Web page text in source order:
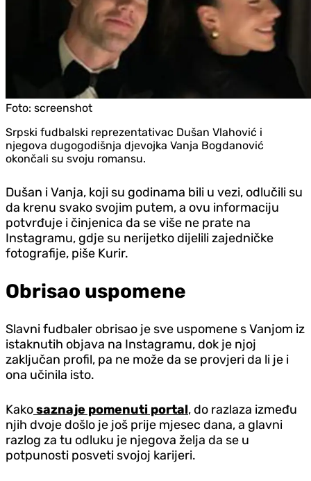
Foto: screenshot
Srpski fudbalski reprezentativac Dušan Vlahović i
njegova dugogodišnja djevojka Vanja Bogdanović
okončali su svoju romansu.
Dušan i Vanja, koji su godinama bili u vezi, odlučili su
da krenu svako svojim putem, a ovu informaciju
potvrđuje i činjenica da se više ne prate na
Instagramu, gdje su nerijetko dijelili zajedničke
fotografije, piše Kurir.
Obrisao uspomene
Slavni fudbaler obrisao je sve uspomene s Vanjom iz
istaknutih objava na Instagramu, dok je njoj
zaključan profil, pa ne može da se provjeri da li je i
ona učinila isto.
Kakosaznaje pomenuti portal, do razlaza između
njih dvoje došlo je još prije mjesec dana, a glavni
razlog za tu odluku je njegova želja da se u
potpunosti posveti svojoj karijeri.